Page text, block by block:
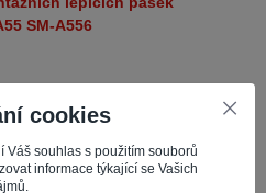
lepících pásek Samsung
cookies
Váš souhlas s použitím souborů
informace týkající se Vašich